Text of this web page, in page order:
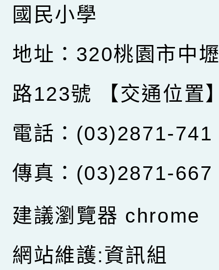
國民小學
地址：320桃園市中
路123號
【交通位置
電話：(03)2871-741
傳真：(03)2871-667
建議瀏覽器 chrome
網站維護:資訊組